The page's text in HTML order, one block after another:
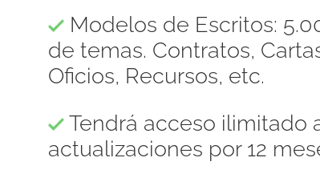
Modelos de Escritos:
de temas. Contratos,
Oficios, Recursos, etc.
Tendrá acceso ilimitado
actualizaciones por 12